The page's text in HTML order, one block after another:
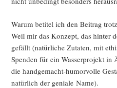
War­um beti­tel ich den Bei­trag
Weil mir das Kon­zept, das hin­ter
gefällt (natür­li­che Zuta­ten, mit
Spen­den für ein Was­ser­pro­jekt
die hand­ge­macht-humor­vol­le
natür­lich der genia­le Name).